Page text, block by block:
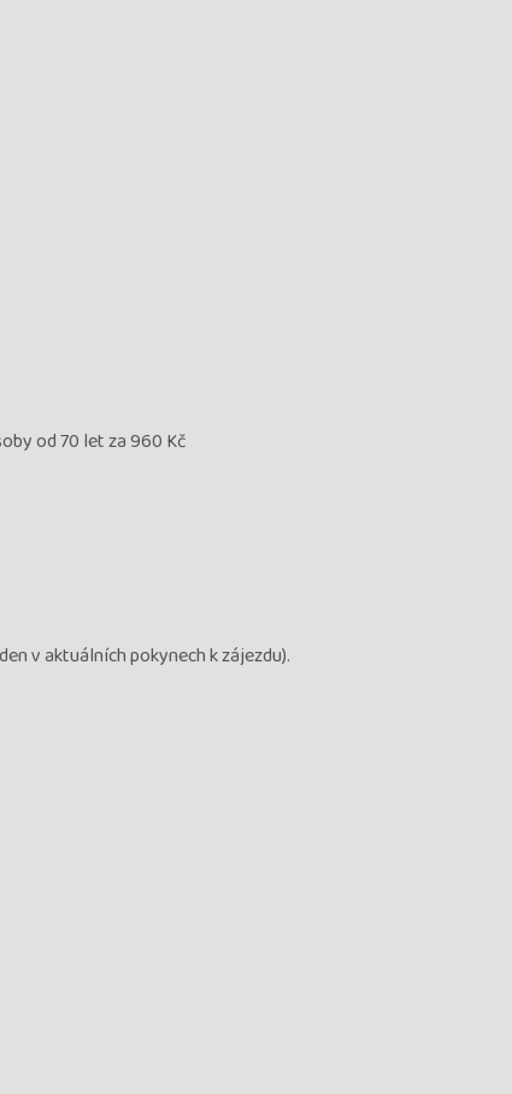
od 70 let za 960 Kč
v aktuálních pokynech k zájezdu).